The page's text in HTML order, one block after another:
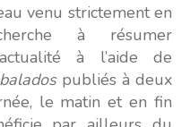
venu strictement en
à résumer
à l’aide de
baladospubliés à deux
le matin et en fin